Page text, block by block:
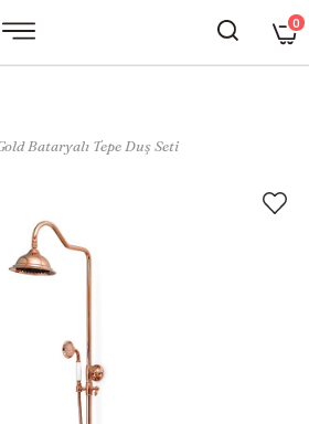
0
Bataryalı Tepe Duş Seti